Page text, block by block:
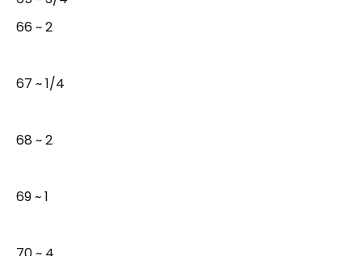
66 ~ 2
67 ~ 1/4
68 ~ 2
69 ~ 1